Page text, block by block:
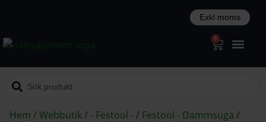
0
Hem /Webbutik/ - Festool -/ Festool - Dammsuga /